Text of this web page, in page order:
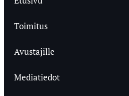
Toimitus
Avustajille
Mediatiedot